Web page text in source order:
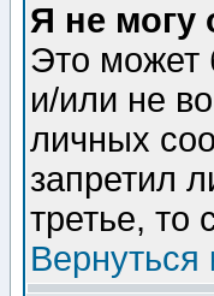
Я не могу
Это может
и/или не
личных
запретил
третье, то
Вернуться